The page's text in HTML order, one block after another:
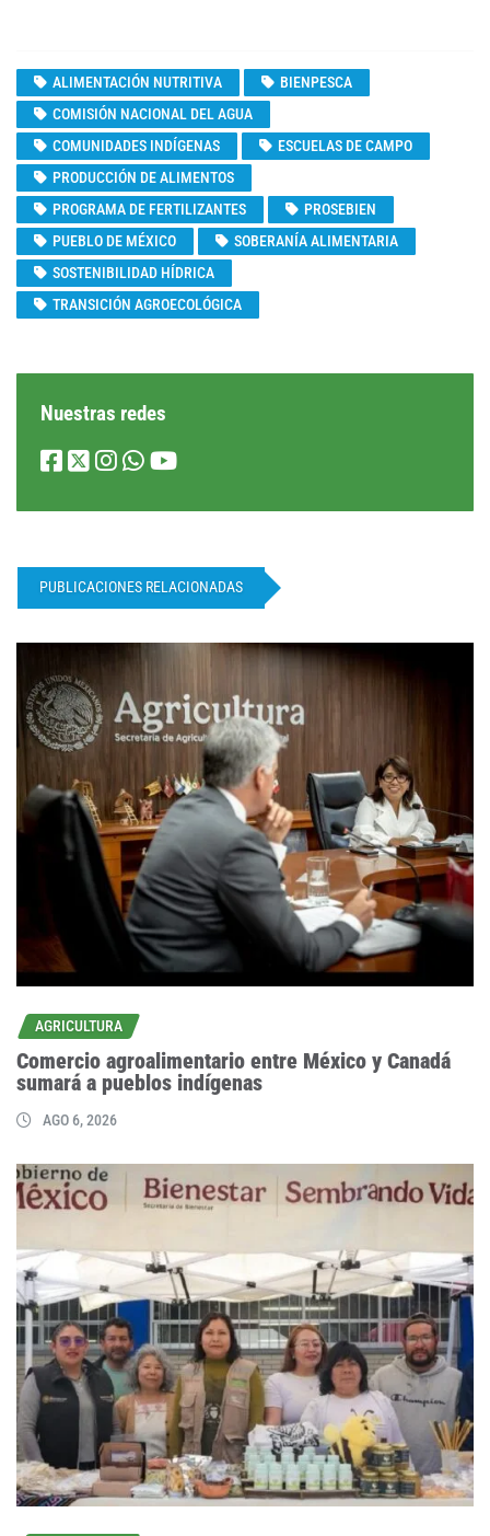
ALIMENTACIÓN NUTRITIVA
BIENPESCA
COMISIÓN NACIONAL DEL AGUA
COMUNIDADES INDÍGENAS
ESCUELAS DE CAMPO
PRODUCCIÓN DE ALIMENTOS
PROGRAMA DE FERTILIZANTES
PROSEBIEN
PUEBLO DE MÉXICO
SOBERANÍA ALIMENTARIA
SOSTENIBILIDAD HÍDRICA
TRANSICIÓN AGROECOLÓGICA
Nuestras redes
PUBLICACIONES RELACIONADAS
AGRICULTURA
Comercio agroalimentario entre México y Canadá
sumará a pueblos indígenas
AGO 6, 2026